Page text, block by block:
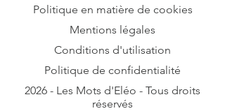
courants artistiques ou accompagné les
grands récits nationaux. Le classicisme, le
baroque, le romantisme, l’impressionnisme
ou encore les avant-gardes du XXe siècle y
trouvaient naturellement leur place.
Certaines œuvres suff
Politique en matière de cookies
Mentions légales
Conditions d'utilisation
Politique de confidentialité